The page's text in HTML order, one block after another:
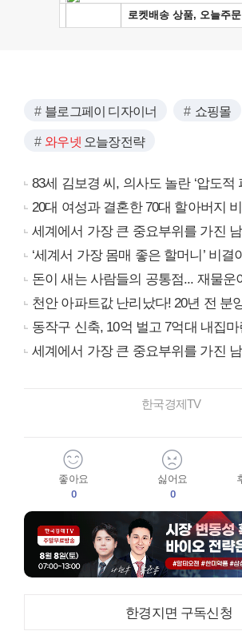
블로그페이 디자이너 쇼핑몰
와우넷 오늘장전략
83세 김보경 씨, 의사도 놀란 ‘압도적
20대 여성과 결혼한 70대 할아버지
세계에서 가장 큰 중요부위를 가진
‘세계서 가장 몸매 좋은 할머니’ 비결
돈이 새는 사람들의 공통점... 재물운
천안 아파트값 난리났다! 20년 전 분
동작구 신축, 10억 벌고 7억대 내집마
세계에서 가장 큰 중요부위를 가진
한국경제TV
좋아요
0
싫어요
0
한경지면 구독신청